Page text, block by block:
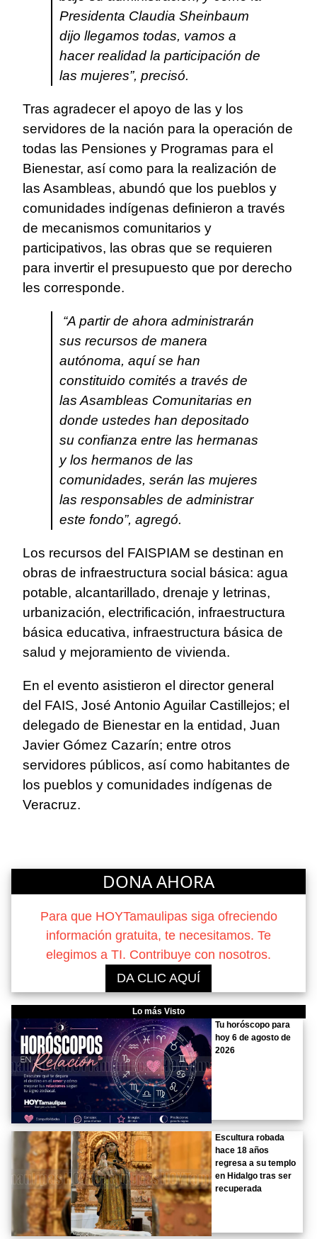
Presidenta Claudia Sheinbaum
dijo llegamos todas, vamos a
hacer realidad la participación de
las mujeres”, precisó.
Tras agradecer el apoyo de las y los
servidores de la nación para la operación de
todas las Pensiones y Programas para el
Bienestar, así como para la realización de
las Asambleas, abundó que los pueblos y
comunidades indígenas definieron a través
de mecanismos comunitarios y
participativos, las obras que se requieren
para invertir el presupuesto que por derecho
les corresponde.
“A partir de ahora administrarán
sus recursos de manera
autónoma, aquí se han
constituido comités a través de
las Asambleas Comunitarias en
donde ustedes han depositado
su confianza entre las hermanas
y los hermanos de las
comunidades, serán las mujeres
las responsables de administrar
este fondo”, agregó.
Los recursos del FAISPIAM se destinan en
obras de infraestructura social básica: agua
potable, alcantarillado, drenaje y letrinas,
urbanización, electrificación, infraestructura
básica educativa, infraestructura básica de
salud y mejoramiento de vivienda.
En el evento asistieron el director general
del FAIS, José Antonio Aguilar Castillejos; el
delegado de Bienestar en la entidad, Juan
Javier Gómez Cazarín; entre otros
servidores públicos, así como habitantes de
los pueblos y comunidades indígenas de
Veracruz.
DONA AHORA
Para que HOYTamaulipas siga ofreciendo
información gratuita, te necesitamos. Te
elegimos a TI. Contribuye con nosotros.
DA CLIC AQUÍ
Lo más Visto
Tu horóscopo para
hoy 6 de agosto de
2026
Escultura robada
hace 18 años
regresa a su templo
en Hidalgo tras ser
recuperada